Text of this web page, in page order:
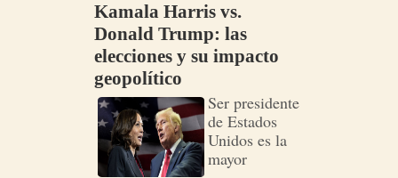
Kamala Harris vs.
Donald Trump: las
elecciones y su impacto
geopolítico
Ser presidente
de Estados
Unidos es la
mayor